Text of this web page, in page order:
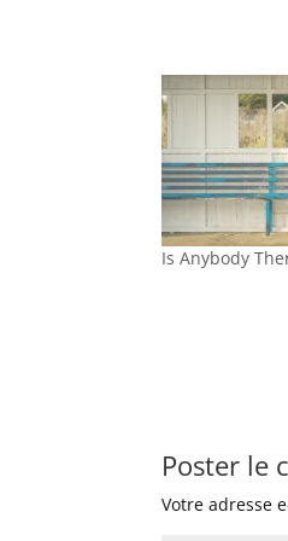
Is Anybody
Poster le
Votre adresse